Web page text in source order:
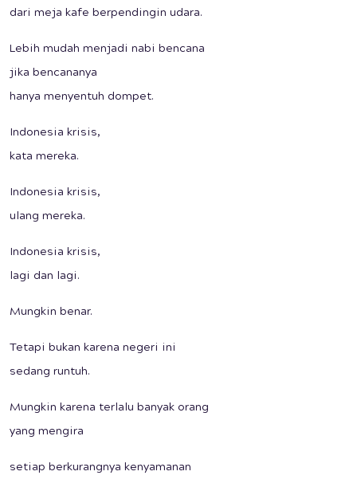
dari meja kafe berpendingin udara.
Lebih mudah menjadi nabi bencana
jika bencananya
hanya menyentuh dompet.
Indonesia krisis,
kata mereka.
Indonesia krisis,
ulang mereka.
Indonesia krisis,
lagi dan lagi.
Mungkin benar.
Tetapi bukan karena negeri ini
sedang runtuh.
Mungkin karena terlalu banyak orang
yang mengira
setiap berkurangnya kenyamanan